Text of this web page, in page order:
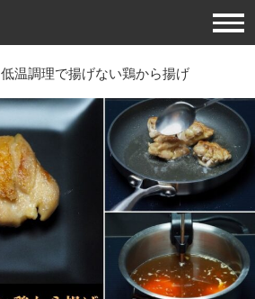
低温調理で揚げない鶏から揚げ